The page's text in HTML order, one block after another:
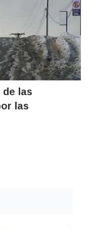
de las
las